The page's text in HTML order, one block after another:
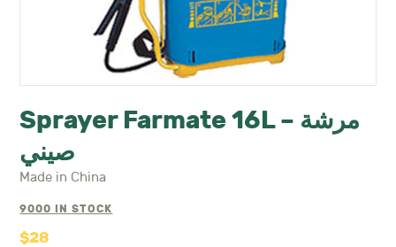
CONTACTS
Sprayer Farmate 16L – مرشة
صيني
Made in China
9000 IN STOCK
$28